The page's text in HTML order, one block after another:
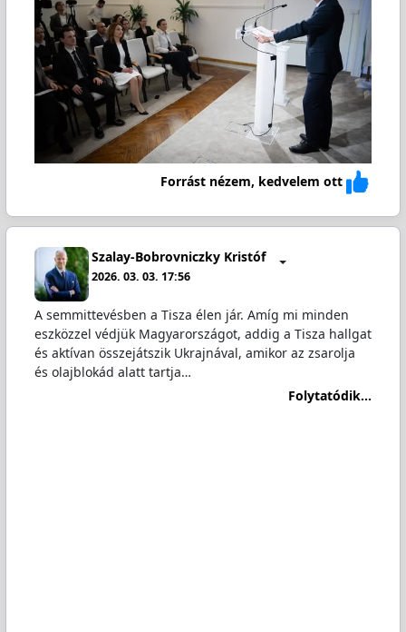
Forrást nézem, kedvelem ott
Szalay-Bobrovniczky Kristóf
2026. 03. 03. 17:56
A semmittevésben a Tisza élen jár. Amíg mi minden
eszközzel védjük Magyarországot, addig a Tisza hallgat
és aktívan összejátszik Ukrajnával, amikor az zsarolja
és olajblokád alatt tartja…
Folytatódik...